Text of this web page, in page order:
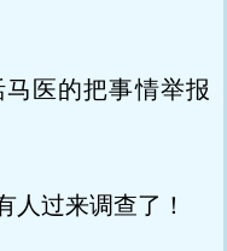
医的把事情举报
人过来调查了！